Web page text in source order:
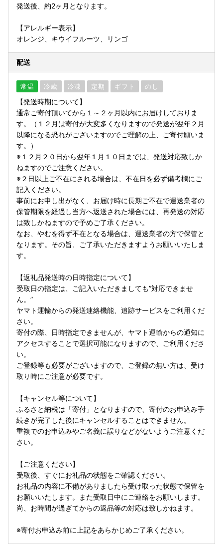
発送後、約2ヶ月となります。
【アレルギー表示】
オレンジ、キウイフルーツ、リンゴ
配送
常温 冷蔵 冷凍 定期 ギフト のし
【発送時期について】
通常ご寄付頂いてから１～２ヶ月以内にお届けしておりま
す。（１２月は寄付が大変多くなりますので発送が翌年２月
以降になる恐れがございますのでご理解の上、ご寄付願いま
す。）
※１２月２０日から翌年１月１０日までは、発送対応致しか
ねますのでご注意ください。
※２日以上ご不在にされる場合は、不在日を必ず備考欄にご
記入ください。
事前にお申し出がなく、お届け時に長期ご不在で運送業者の
保管期限を経過し当方へ返送された場合には、再発送の対応
は致しかねますので予めご了承ください。
なお、やむを得ず不在となる場合は、運送業者の方で保管と
なります。その旨、ご了承いただきますようお願いいたしま
す。
【返礼品発送時の日時指定について】
受取日の指定は、ご記入いただきましても”対応できませ
ん。”
ヤマト運輸からの発送連絡機能、追跡サービスをご利用くだ
さい。
寄付の際、日時指定できませんが、ヤマト運輸からの通知に
アクセスすることで選択可能になりますので、ご利用くださ
い。
ご登録等も必要がございますので、ご登録の無い方は、受け
取り時にご注意が必要です。
【キャンセル等について】
ふるさと納税は「寄付」となりますので、寄付のお申込み手
続きが完了した後にキャンセルすることはできません。
重複でのお申込みやご名義に誤りなどがないようご注意くだ
さい。
【ご注意ください】
受取後、すぐにお礼品の状態をご確認ください。
お礼品の内容に不備がありましたら受け取った状態で保管を
お願いいたします。また受取日中にご連絡をお願いします。
尚、お時間が過ぎてからの返品等の対応は致しかねます。
※寄付お申込み前に上記をあらかじめご了承ください。